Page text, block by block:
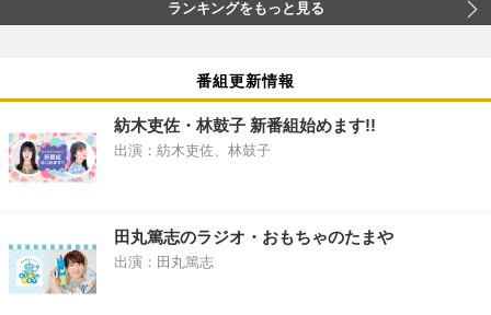
ランキングをもっと見る
番組更新情報
紡木吏佐・林鼓子 新番組始めます!!
出演：紡木吏佐、林鼓子
田丸篤志のラジオ・おもちゃのたまや
出演：田丸篤志